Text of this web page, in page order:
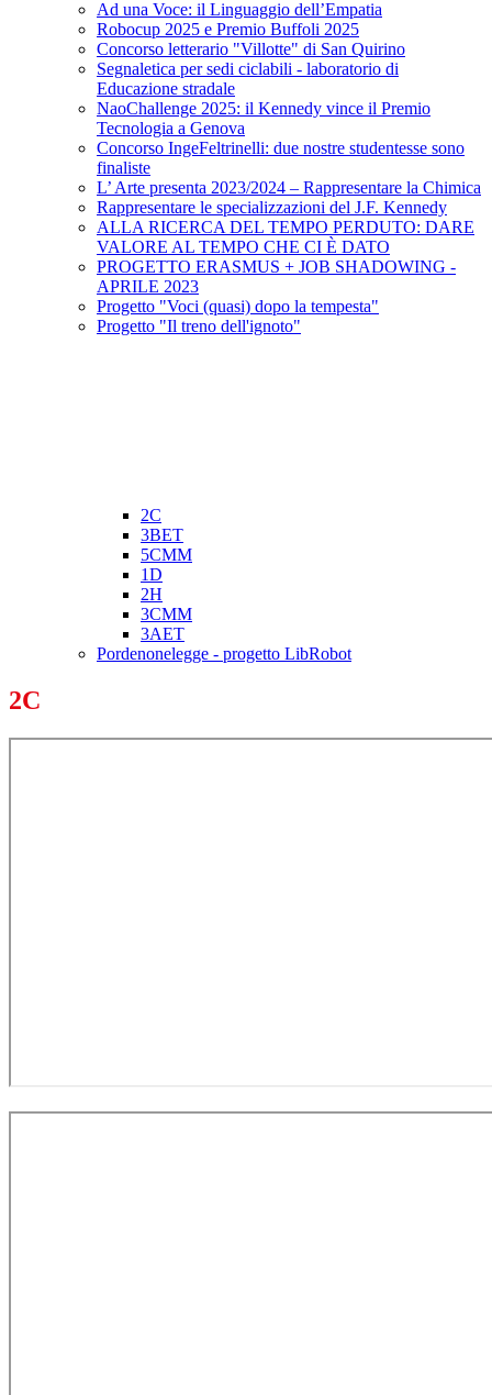
Ad una Voce: il Linguaggio dell’Empatia
Robocup 2025 e Premio Buffoli 2025
Concorso letterario "Villotte" di San Quirino
Segnaletica per sedi ciclabili - laboratorio di
Educazione stradale
NaoChallenge 2025: il Kennedy vince il Premio
Tecnologia a Genova
Concorso IngeFeltrinelli: due nostre studentesse sono
finaliste
L’ Arte presenta 2023/2024 – Rappresentare la Chimica
Rappresentare le specializzazioni del J.F. Kennedy
ALLA RICERCA DEL TEMPO PERDUTO: DARE
VALORE AL TEMPO CHE CI È DATO
PROGETTO ERASMUS + JOB SHADOWING -
APRILE 2023
Progetto "Voci (quasi) dopo la tempesta"
Progetto "Il treno dell'ignoto"
2C
3BET
5CMM
1D
2H
3CMM
3AET
Pordenonelegge - progetto LibRobot
2C